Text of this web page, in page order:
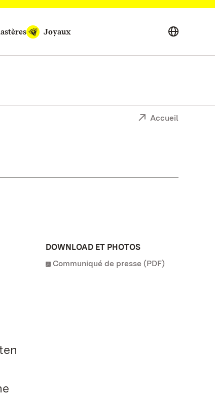
Joyaux
Accueil
DOWNLOAD ET PHOTOS
Communiqué de presse (PDF)